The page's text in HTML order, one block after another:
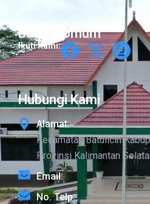
Bagian Umum
Ikuti Kami:
Hubungi Kami
Alamat:
Kecamatan Batulicin
Provinsi Kalimantan
Email:
No. Telp: